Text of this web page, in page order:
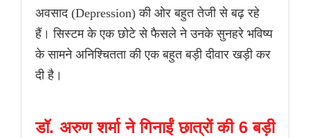
अवसाद (Depression) की ओर बहुत तेजी से बढ़ रहे
हैं। सिस्टम के एक छोटे से फैसले ने उनके सुनहरे भविष्य
के सामने अनिश्चितता की एक बहुत बड़ी दीवार खड़ी कर
दी है।
डॉ. अरुण शर्मा ने गिनाईं छात्रों की 6 बड़ी